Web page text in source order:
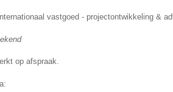
vastgoed - projectontwikkeling &
op afspraak.